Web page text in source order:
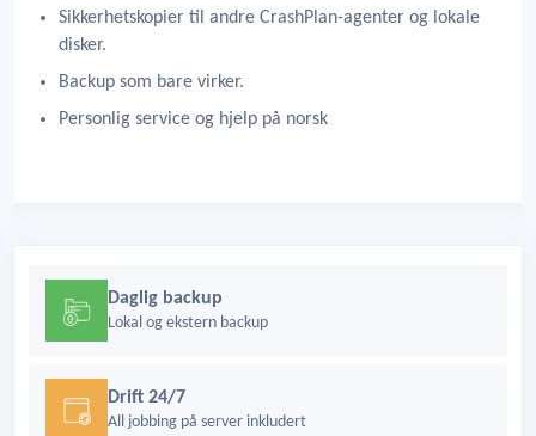
Sikkerhetskopier til andre CrashPlan-agenter og lokale
disker.
Backup som bare virker.
Personlig service og hjelp på norsk
Daglig backup
Lokal og ekstern backup
Drift 24/7
All jobbing på server inkludert